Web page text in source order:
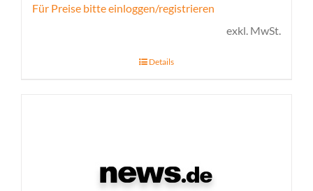
Für Preise bitte einloggen/registrieren
exkl. MwSt.
Details